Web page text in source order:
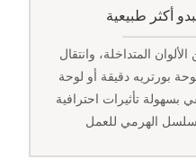
أكثر طبيعية
المتداخلة، وانتقال
بورتريه دقيقة أو لوحة
بسهولة تأثيرات احترافية